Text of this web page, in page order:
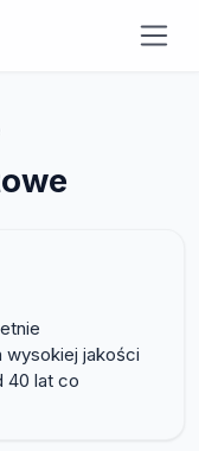
wysokiej jakości
40 lat co